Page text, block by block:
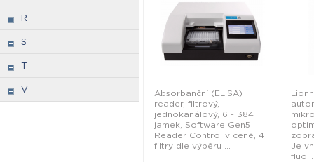
R
S
T
V
Absorbanční (ELISA)
reader, filtrový,
jednokanálový, 6 - 384
jamek, Software Gen5
Reader Control v ceně, 4
filtry dle výběru ...
Je
fluo...